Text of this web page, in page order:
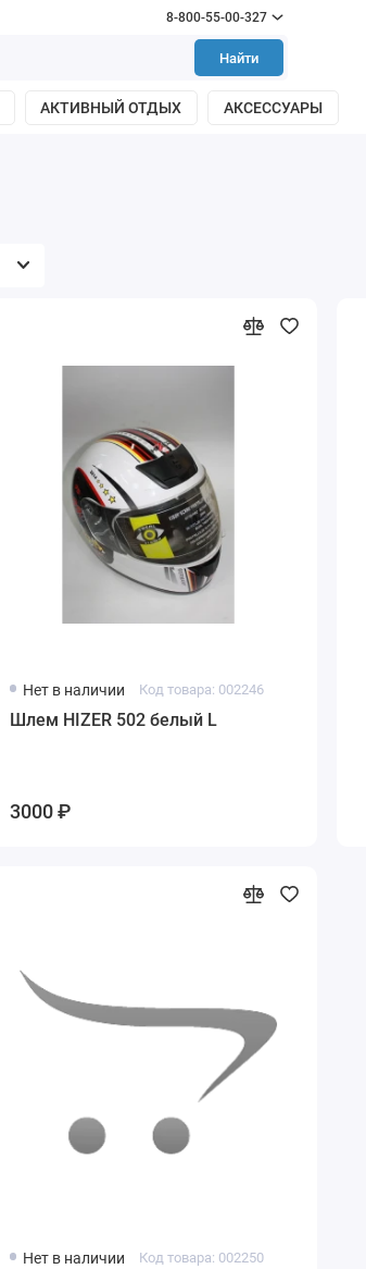
8-800-55-00-327
Найти
АКТИВНЫЙ ОТДЫХ АКСЕССУАРЫ
Нет в наличии Код товара: 002246
Шлем HIZER 502 белый L
3000 ₽
Нет в наличии Код товара: 002250